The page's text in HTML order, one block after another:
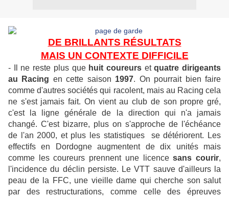
DE BRILLANTS RÉSULTATS
MAIS UN CONTEXTE DIFFICILE
- Il ne reste plus que huit coureurs etquatre dirigeants
au Racing en cette saison 1997. On pourrait bien faire
comme d'autres sociétés qui racolent, mais au Racing cela
ne s'est jamais fait. On vient au club de son propre gré,
c'est la ligne générale de la direction qui n'a jamais
changé. C'est bizarre, plus on s'approche de l'échéance
de l'an 2000, et plus les statistiques se détériorent. Les
effectifs en Dordogne augmentent de dix unités mais
comme les coureurs prennent une licencesans courir,
l'incidence du déclin persiste. Le VTT sauve d'ailleurs la
peau de la FFC, une vieille dame qui cherche son salut
par des restructurations, comme celle des épreuves